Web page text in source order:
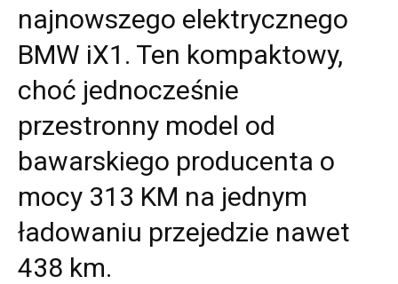
najnowszego elektrycznego
BMW iX1. Ten kompaktowy,
choć jednocześnie
przestronny model od
bawarskiego producenta o
mocy 313 KM na jednym
ładowaniu przejedzie nawet
438 km.